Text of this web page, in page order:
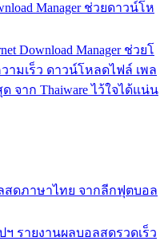
Manager ช่วยดาวน์โห
Download Manager ช่วยโ
ามเร็ว ดาวน์โหลดไฟล์ เพล
จาก Thaiware ไว้ใจได้แน่น
สดภาษาไทย จากลีกฟุตบอล
ฯ รายงานผลบอลสดรวดเร็ว